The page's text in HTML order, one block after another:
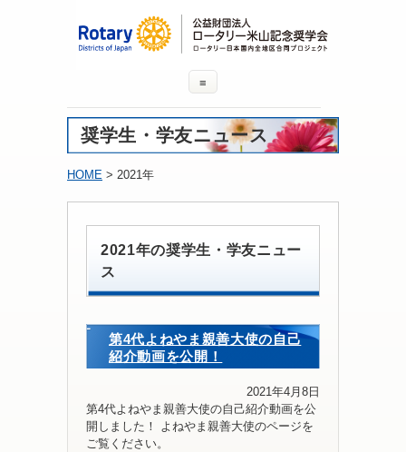
≡
奨学生・学友ニュース
HOME > 2021年
2021年の奨学生・学友ニュー
ス
第4代よねやま親善大使の自己
紹介動画を公開！
2021年4月8日
第4代よねやま親善大使の自己紹介動画を公
開しました！ よねやま親善大使のページを
ご覧ください。